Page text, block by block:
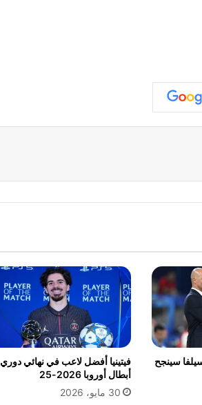
سينجح
فيتينيا أفضل لاعب في نهائي دوري
أبطال أوروبا 2026-25
30 مايو، 2026